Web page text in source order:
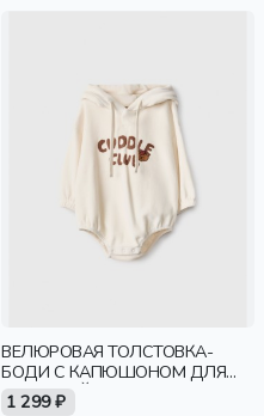
ВЕЛЮРОВАЯ ТОЛСТОВКА-
БОДИ С КАПЮШОНОМ ДЛЯ
МАЛЫШЕЙ
1 299 ₽